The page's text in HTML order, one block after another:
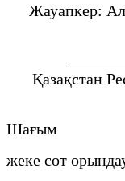
Жауапкер:
Қазақстан
Шағым
жеке сот